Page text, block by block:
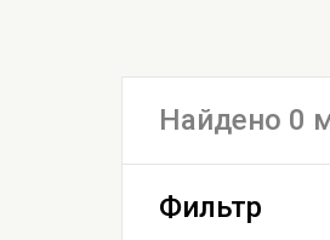
Найдено 0
Фильтр